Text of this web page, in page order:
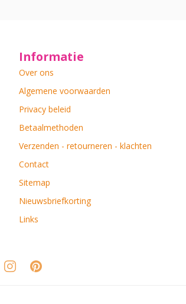
Informatie
Over ons
Algemene voorwaarden
Privacy beleid
Betaalmethoden
Verzenden - retourneren - klachten
Contact
Sitemap
Nieuwsbriefkorting
Links